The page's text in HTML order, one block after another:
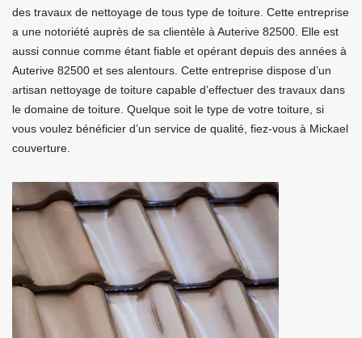
des travaux de nettoyage de tous type de toiture. Cette entreprise
a une notoriété auprès de sa clientèle à Auterive 82500. Elle est
aussi connue comme étant fiable et opérant depuis des années à
Auterive 82500 et ses alentours. Cette entreprise dispose d’un
artisan nettoyage de toiture capable d’effectuer des travaux dans
le domaine de toiture. Quelque soit le type de votre toiture, si
vous voulez bénéficier d’un service de qualité, fiez-vous à Mickael
couverture.